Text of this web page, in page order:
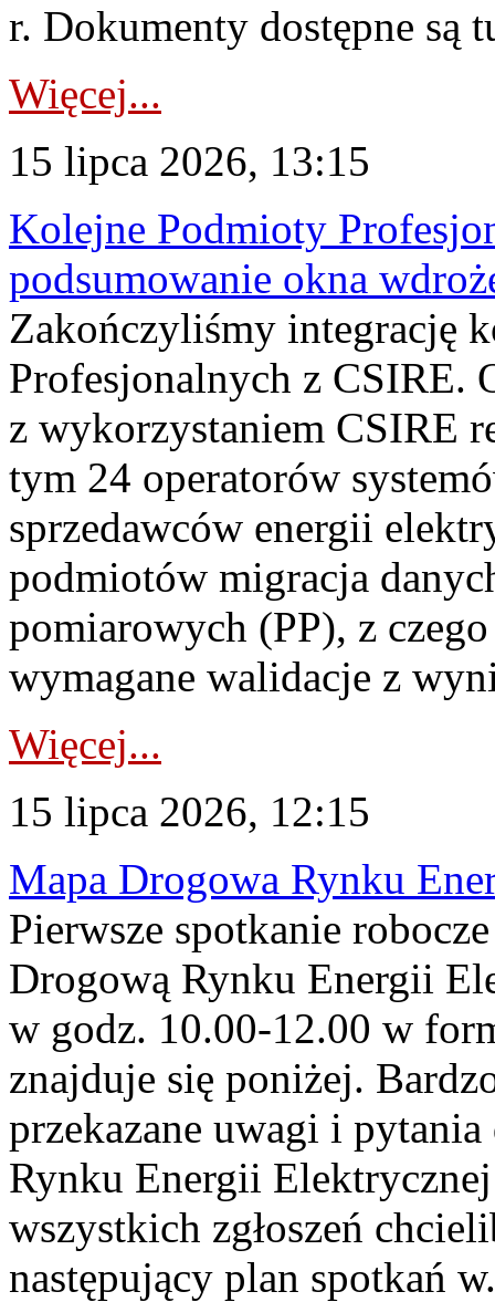
r. Dokumenty dostępne są
Więcej...
15 lipca 2026, 13:15
Kolejne Podmioty
podsumowanie okna
Zakończyliśmy integrację
Profesjonalnych z CSIRE.
z wykorzystaniem CSIRE
tym 24 operatorów
sprzedawców energii
podmiotów migracja
pomiarowych (PP), z
wymagane walidacje z
Więcej...
15 lipca 2026, 12:15
Mapa Drogowa Rynku
Pierwsze spotkanie
Drogową Rynku Energii
w godz. 10.00-12.00 w
znajduje się poniżej.
przekazane uwagi i
Rynku Energii
wszystkich zgłoszeń
następujący plan spotkań